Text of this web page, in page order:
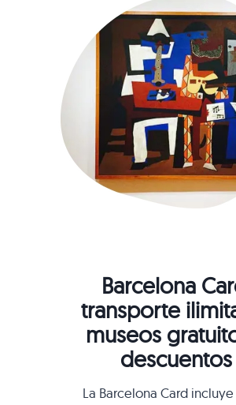
Barcelona
transporte
museos
descuentos
La Barcelona Card